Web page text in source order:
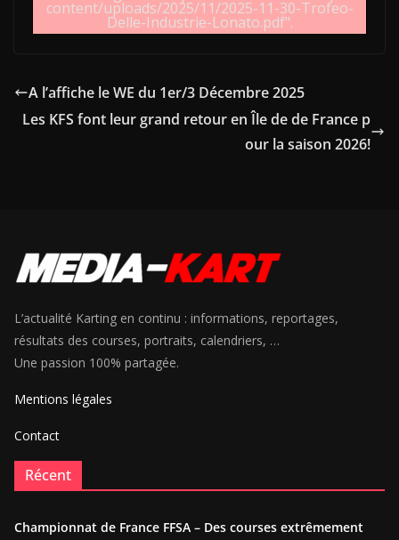
content/uploads/2025/11/2025-11-30-Trofeo-
Delle-Industrie-Lonato.pdf".
A l’affiche le WE du 1er/3 Décembre 2025
Les KFS font leur grand retour en Île de de France p
our la saison 2026!
L’actualité Karting en continu : informations, reportages,
résultats des courses, portraits, calendriers, …
Une passion 100% partagée.
Mentions légales
Contact
Récent
Championnat de France FFSA – Des courses extrêmement